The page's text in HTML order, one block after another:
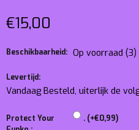
€15,00
Beschikbaarheid: Op voorraad (3)
Levertijd:
Vandaag Besteld, uiterlijk de
Protect Your
. (+€0,99)